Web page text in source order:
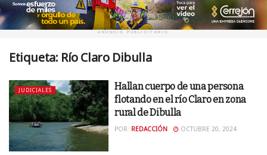
ANUNCIO PUBLICITARIO
Etiqueta: Río Claro Dibulla
JUDICIALES
Hallan cuerpo de una persona
flotando en el río Claro en zona
rural de Dibulla
POR: REDACCIÓN OCTUBRE 20, 2024